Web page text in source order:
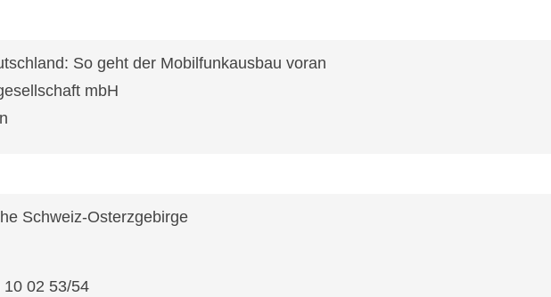
So geht der Mobilfunkausbau voran
mbH
Schweiz-Osterzgebirge
02 53/54